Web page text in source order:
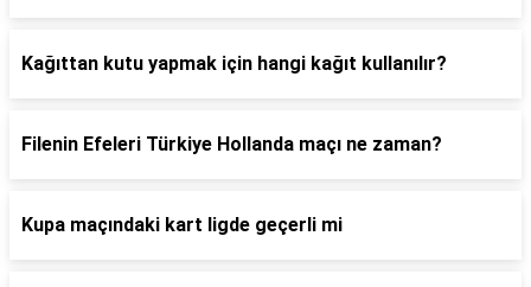
Kağıttan kutu yapmak için hangi kağıt kullanılır?
Filenin Efeleri Türkiye Hollanda maçı ne zaman?
Kupa maçındaki kart ligde geçerli mi